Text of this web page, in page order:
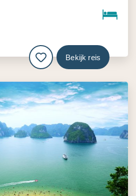
Bekijk reis